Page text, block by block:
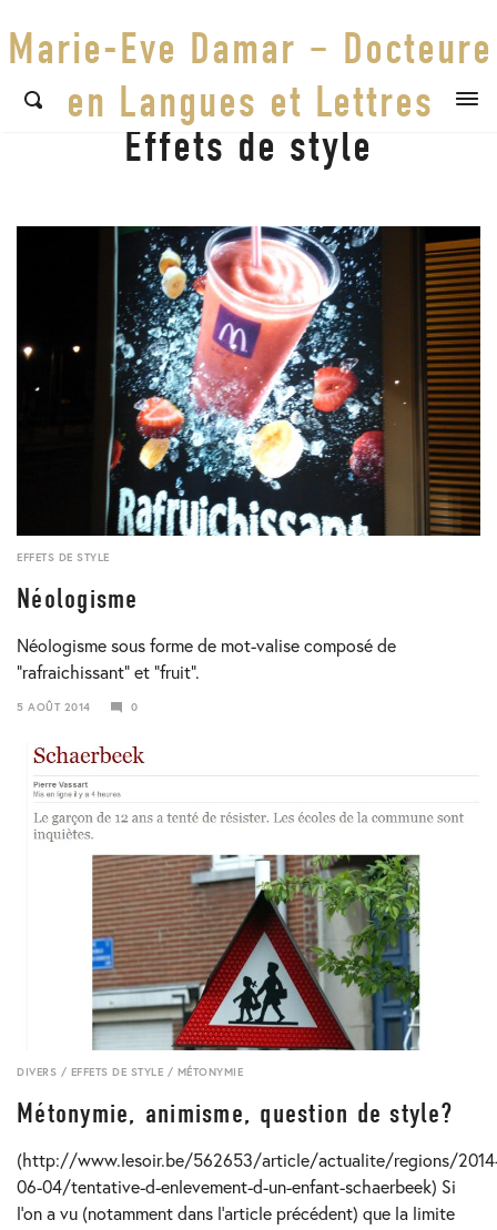
Marie-Eve Damar – Docteure
en Langues et Lettres
Effets de style
EFFETS DE STYLE
Néologisme
Néologisme sous forme de mot-valise composé de
“rafraichissant” et “fruit”.
5 AOÛT 2014
2018
0
DIVERS / EFFETS DE STYLE / MÉTONYMIE
Métonymie, animisme, question de style?
(http://www.lesoir.be/562653/article/actualite/regions/
06-04/tentative-d-enlevement-d-un-enfant-schaerbeek) Si
l’on a vu (notamment dans l’article précédent) que la limite